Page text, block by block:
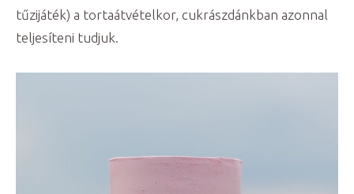
tűzijáték) a tortaátvételkor, cukrászdánkban azonnal
teljesíteni tudjuk.